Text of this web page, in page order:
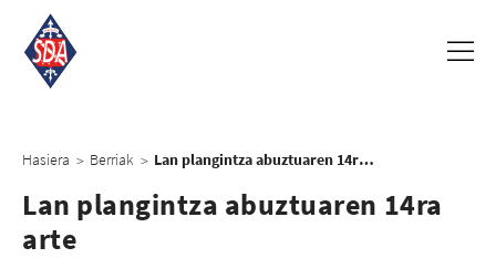
Hasiera > Berriak > Lan plangintza abuztuaren 14ra arte
Lan plangintza abuztuaren 14ra
arte